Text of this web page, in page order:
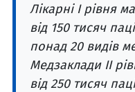
Лікарні I рівня
від 150 тисяч
понад 20 видів
Медзаклади II
від 250 тисяч